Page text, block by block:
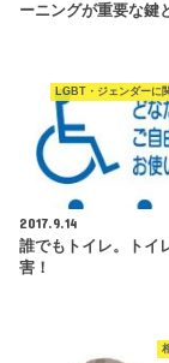
ーニングが重要な鍵
LGBT・ジェンダーに
2017.9.14
誰でもトイレ。トイ
害！